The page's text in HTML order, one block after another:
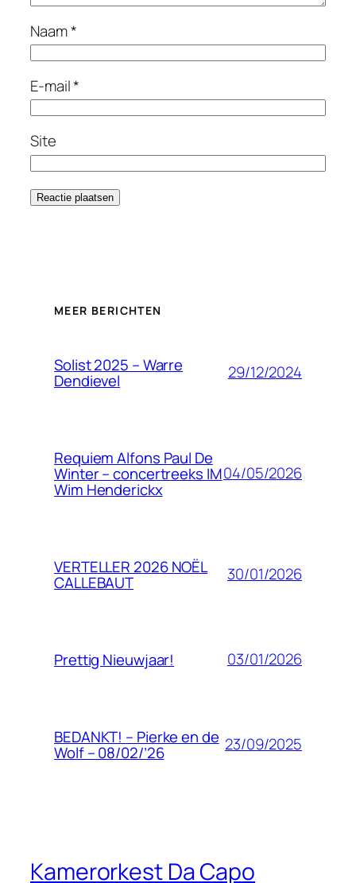
Naam*
E-mail*
Site
MEER BERICHTEN
Solist 2025 – Warre
Dendievel 29/12/2024
Requiem Alfons Paul De
Winter – concertreeks IM
Wim Henderickx
04/05/2026
VERTELLER 2026 NOËL
CALLEBAUT 30/01/2026
Prettig Nieuwjaar! 03/01/2026
BEDANKT! – Pierke en de
Wolf – 08/02/’26 23/09/2025
Kamerorkest Da Capo